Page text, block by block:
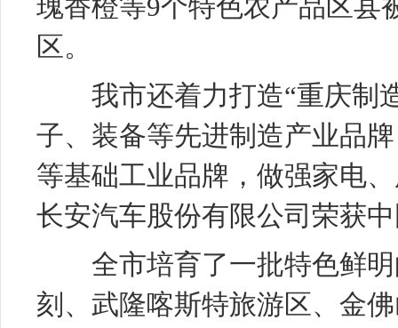
瑰香橙等9个特色农产品区县
区。
我市还着力打造“重庆制
子、装备等先进制造产业品
等基础工业品牌，做强家电、
长安汽车股份有限公司荣获
全市培育了一批特色鲜明
刻、武隆喀斯特旅游区、金